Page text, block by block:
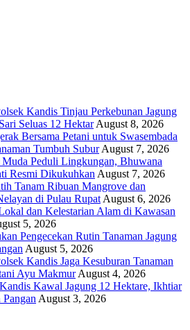
Kandis Tinjau Perkebunan Jagung
Seluas 12 Hektar August 8, 2026
Bersama Petani untuk Swasembada
Tumbuh Subur August 7, 2026
Peduli Lingkungan, Bhuwana
Resmi Dikukuhkan August 7, 2026
Tanam Ribuan Mangrove dan
di Pulau Rupat August 6, 2026
dan Kelestarian Alam di Kawasan
5, 2026
Pengecekan Rutin Tanaman Jagung
August 5, 2026
Kandis Jaga Kesuburan Tanaman
Ayu Makmur August 4, 2026
Kawal Jagung 12 Hektare, Ikhtiar
August 3, 2026